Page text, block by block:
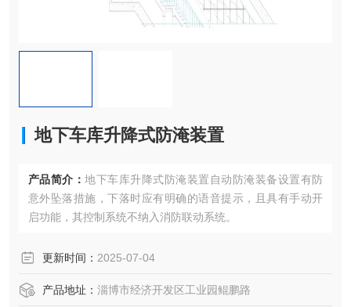
地下车库升降式防淹装置
产品简介： 地下车库升降式防淹装置自动防淹装备设置有防
意外坠落措施，下落时应有明确的语音提示，且具有手动开
启功能，其控制系统不纳入消防联动系统。
更新时间： 2025-07-04
产品地址： 淄博市经济开发区工业园鲲鹏路